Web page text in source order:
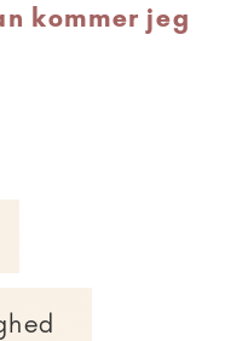
kommer jeg